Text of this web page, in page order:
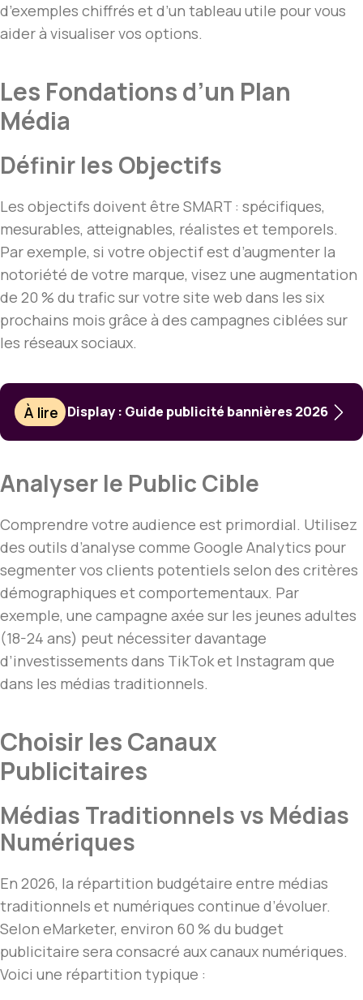
d’exemples chiffrés et d’un tableau utile pour vous
aider à visualiser vos options.
Les Fondations d’un Plan
Média
Définir les Objectifs
Les objectifs doivent être SMART : spécifiques,
mesurables, atteignables, réalistes et temporels.
Par exemple, si votre objectif est d’augmenter la
notoriété de votre marque, visez une augmentation
de 20 % du trafic sur votre site web dans les six
prochains mois grâce à des campagnes ciblées sur
les réseaux sociaux.
À lire Display : Guide publicité bannières 2026
Analyser le Public Cible
Comprendre votre audience est primordial. Utilisez
des outils d’analyse comme Google Analytics pour
segmenter vos clients potentiels selon des critères
démographiques et comportementaux. Par
exemple, une campagne axée sur les jeunes adultes
(18-24 ans) peut nécessiter davantage
d’investissements dans TikTok et Instagram que
dans les médias traditionnels.
Choisir les Canaux
Publicitaires
Médias Traditionnels vs Médias
Numériques
En 2026, la répartition budgétaire entre médias
traditionnels et numériques continue d’évoluer.
Selon eMarketer, environ 60 % du budget
publicitaire sera consacré aux canaux numériques.
Voici une répartition typique :